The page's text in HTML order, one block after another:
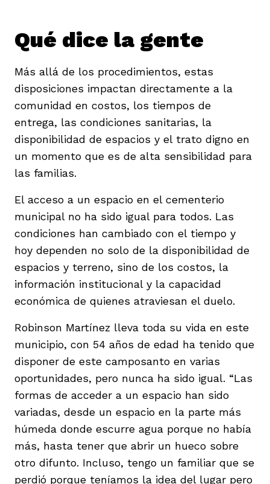
Qué dice la gente
Más allá de los procedimientos, estas
disposiciones impactan directamente a la
comunidad en costos, los tiempos de
entrega, las condiciones sanitarias, la
disponibilidad de espacios y el trato digno en
un momento que es de alta sensibilidad para
las familias.
El acceso a un espacio en el cementerio
municipal no ha sido igual para todos. Las
condiciones han cambiado con el tiempo y
hoy dependen no solo de la disponibilidad de
espacios y terreno, sino de los costos, la
información institucional y la capacidad
económica de quienes atraviesan el duelo.
Robinson Martínez lleva toda su vida en este
municipio, con 54 años de edad ha tenido que
disponer de este camposanto en varias
oportunidades, pero nunca ha sido igual. “Las
formas de acceder a un espacio han sido
variadas, desde un espacio en la parte más
húmeda donde escurre agua porque no había
más, hasta tener que abrir un hueco sobre
otro difunto. Incluso, tengo un familiar que se
perdió porque teníamos la idea del lugar pero